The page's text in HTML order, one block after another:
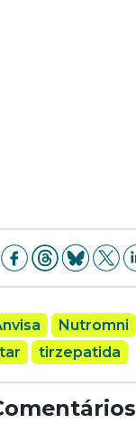
Nutromni
tirzepatida